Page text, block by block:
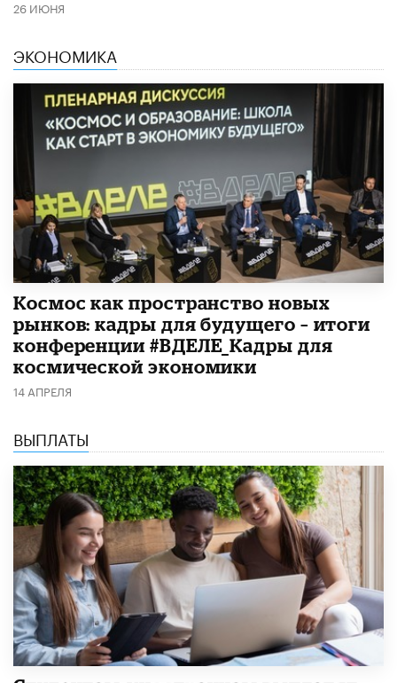
26 ИЮНЯ
ЭКОНОМИКА
Космос как пространство новых
рынков: кадры для будущего – итоги
конференции #ВДЕЛЕ_Кадры для
космической экономики
14 АПРЕЛЯ
ВЫПЛАТЫ